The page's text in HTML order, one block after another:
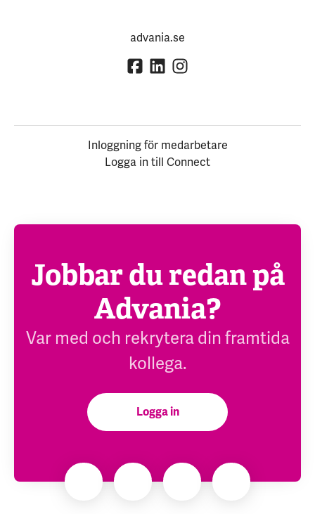
advania.se
Inloggning för medarbetare
Logga in till Connect
Jobbar du redan på
Advania?
Var med och rekrytera din framtida
kollega.
Logga in